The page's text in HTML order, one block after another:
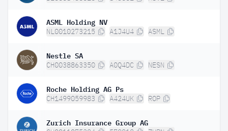
ASML Holding NV
NL0010273215 A1J4U4 ASML
Nestle SA
CH0038863350 A0Q4DC NESN
Roche Holding AG Ps
CH1499059983 A424UK ROP
Zurich Insurance Group AG